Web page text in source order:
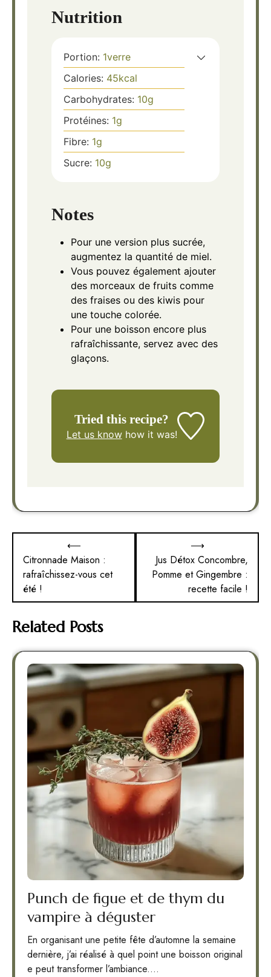
Nutrition
Portion: 1verre
Calories: 45kcal
Carbohydrates: 10g
Protéines: 1g
Fibre: 1g
Sucre: 10g
Notes
Pour une version plus sucrée,
augmentez la quantité de miel.
Vous pouvez également ajouter
des morceaux de fruits comme
des fraises ou des kiwis pour
une touche colorée.
Pour une boisson encore plus
rafraîchissante, servez avec des
glaçons.
Tried this recipe?
Let us knowhow it was!
Navigation
de
l’article
⟵
Citronnade Maison :
rafraîchissez-vous cet
été !
Jus Détox Concombre,
Pomme et Gingembre :
recette facile !
⟶
Related Posts
Punch de figue et de thym du
vampire à déguster
En organisant une petite fête d’automne la semaine
dernière, j’ai réalisé à quel point une boisson original
e peut transformer l’ambiance.…